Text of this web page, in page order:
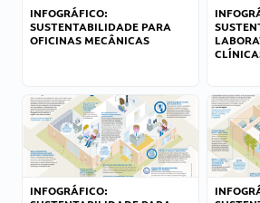
INFOGRÁFICO:
SUSTENTABILIDADE PARA
OFICINAS MECÂNICAS
INFOGRÁFICO: